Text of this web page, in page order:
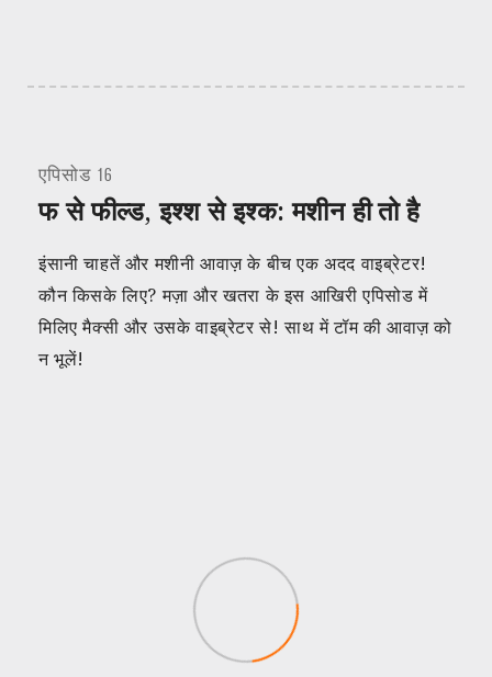
एपिसोड 16
फ से फील्ड, इश्श से इश्क: मशीन ही तो है
इंसानी चाहतें और मशीनी आवाज़ के बीच एक अदद वाइब्रेटर!
कौन किसके लिए? मज़ा और खतरा के इस आखिरी एपिसोड में
मिलिए मैक्सी और उसके वाइब्रेटर से! साथ में टॉम की आवाज़ को
न भूलें!